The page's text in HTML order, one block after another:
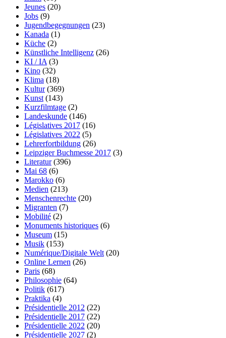
Jeunes (20)
Jobs (9)
Jugendbegegnungen (23)
Kanada (1)
Küche (2)
Künstliche Intelligenz (26)
KI / IA (3)
Kino (32)
Klima (18)
Kultur(369)
Kunst (143)
Kurzfilmtage (2)
Landeskunde (146)
Législatives 2017 (16)
Législatives 2022 (5)
Lehrerfortbildung (26)
Leipziger Buchmesse 2017 (3)
Literatur(396)
Mai 68 (6)
Marokko (6)
Medien (213)
Menschenrechte (20)
Migranten (7)
Mobilité (2)
Monuments historiques (6)
Museum (15)
Musik (153)
Numérique/Digitale Welt (20)
Online Lernen (26)
Paris (68)
Philosophie (64)
Politik (617)
Praktika (4)
Présidentielle 2012 (22)
Présidentielle 2017 (22)
Présidentielle 2022 (20)
Présidentielle 2027 (2)